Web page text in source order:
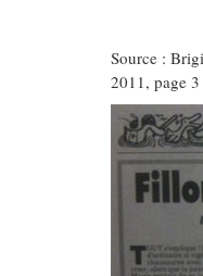
Source :
2011, page 3